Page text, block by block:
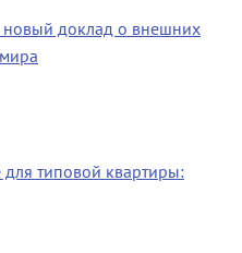
новый доклад о внешних
для типовой квартиры: